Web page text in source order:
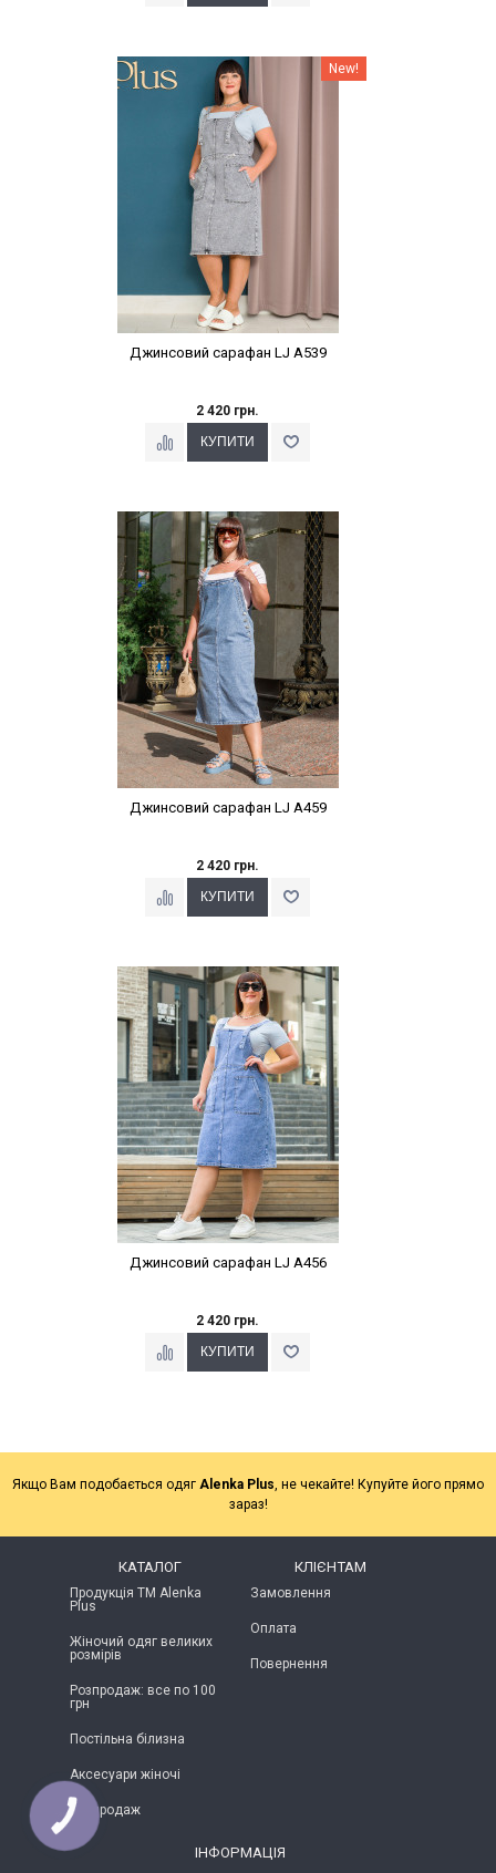
Наклейки Варіант з % New!
Джинсовий сарафан LJ A539
2 420 грн.
Наклейки Варіант з %
Джинсовий сарафан LJ A459
2 420 грн.
Наклейки Варіант з %
Джинсовий сарафан LJ A456
2 420 грн.
Якщо Вам подобається одяг Alenka Plus, не чекайте! Купуйте його прямо
зараз!
КАТАЛОГ
Продукція ТМ Alenka
Plus
Жіночий одяг великих
розмірів
Розпродаж: все по 100
грн
Постільна білизна
Аксесуари жіночі
Розпродаж
КЛІЄНТАМ
Замовлення
Оплата
Повернення
ІНФОРМАЦІЯ
КНОПКА
ЗВ'ЯЗКУ